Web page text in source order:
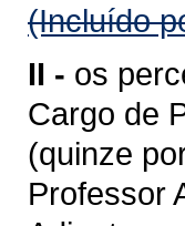
(Incluído
II - os
Cargo de
(quinze
Professor